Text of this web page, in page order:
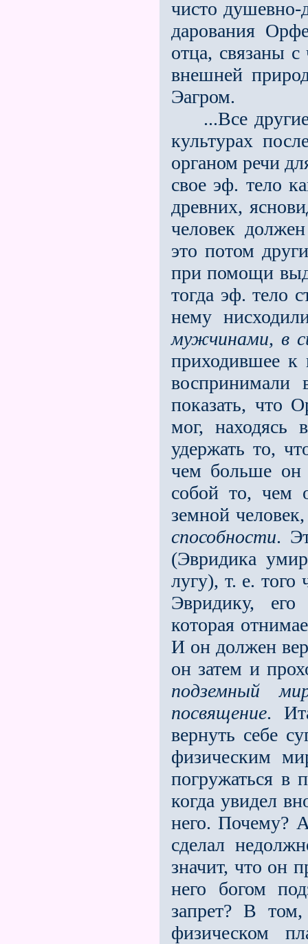
чисто
дарования
отца, связаны
внешней
Эагром.
...Все другие
культурах
органом речи
свое эф. тело
древних,
человек
это потом
при помощи
тогда эф. тело
нему
мужчинами, в
приходившее к
показать, что
мог, находясь
удержать то,
чем больше он
собой то, чем
земной
способности.
(Эвридика
лугу), т. е. того
Эвридику, его
которая
И он должен
он затем и
подземный
посвящение.
вернуть себе
физическим
погружаться в
когда увидел
него. Почему?
сделал
значит, что он
него богом
запрет? В
физическом